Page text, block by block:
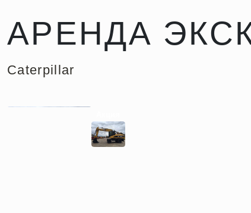
АРЕНДА
Caterpillar